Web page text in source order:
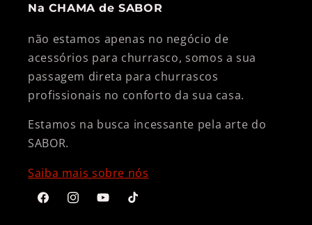
Na CHAMA de SABOR
não estamos apenas no negócio de
acessórios para churrasco, somos a sua
passagem direta para churrascos
profissionais no conforto da sua casa.
Estamos na busca incessante pela arte do
SABOR.
Saiba mais sobre nós
FacebookInstagramYouTubeTikTok